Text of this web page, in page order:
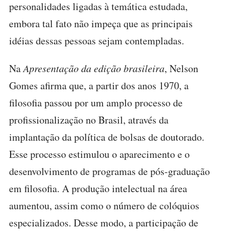
personalidades ligadas à temática estudada,
embora tal fato não impeça que as principais
idéias dessas pessoas sejam contempladas.
NaApresentação da edição brasileira, Nelson
Gomes afirma que, a partir dos anos 1970, a
filosofia passou por um amplo processo de
profissionalização no Brasil, através da
implantação da política de bolsas de doutorado.
Esse processo estimulou o aparecimento e o
desenvolvimento de programas de pós-graduação
em filosofia. A produção intelectual na área
aumentou, assim como o número de colóquios
especializados. Desse modo, a participação de